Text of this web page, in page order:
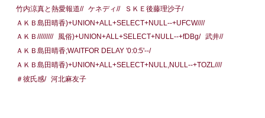
竹内涼真と熱愛報道// ケネディ//
ＳＫＥ後藤理沙子/
ＡＫＢ島田晴香)+UNION+ALL+SELECT+NULL--+UFCW////
ＡＫＢ/////////
風俗)+UNION+ALL+SELECT+NULL--+fDBg/ 武井//
ＡＫＢ島田晴香;WAITFOR DELAY '0:0:5'--/
ＡＫＢ島田晴香)+UNION+ALL+SELECT+NULL,NULL--+TOZL////
＃彼氏感/ 河北麻友子